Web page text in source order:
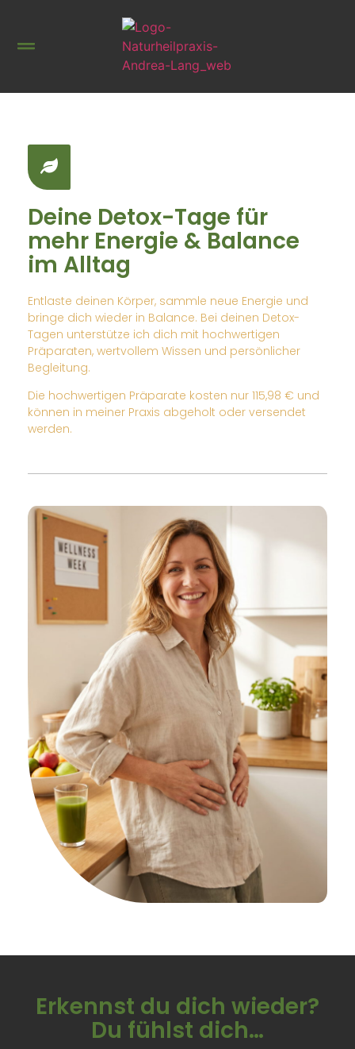
Deine Detox-Tage für
mehr Energie & Balance
im Alltag
Entlaste deinen Körper, sammle neue Energie und
bringe dich wieder in Balance. Bei deinen Detox-
Tagen unterstütze ich dich mit hochwertigen
Präparaten, wertvollem Wissen und persönlicher
Begleitung.
Die hochwertigen Präparate kosten nur 115,98 € und
können in meiner Praxis abgeholt oder versendet
werden.
Erkennst du dich wieder?
Du fühlst dich…